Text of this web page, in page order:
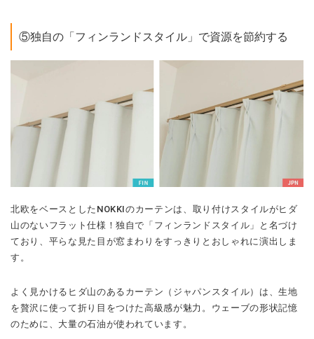
⑤独自の「フィンランドスタイル」で資源を節約する
北欧をベースとしたNOKKIのカーテンは、取り付けスタイルがヒダ
山のないフラット仕様！独自で「フィンランドスタイル」と名づけ
ており、平らな見た目が窓まわりをすっきりとおしゃれに演出しま
す。
よく見かけるヒダ山のあるカーテン（ジャパンスタイル）は、生地
を贅沢に使って折り目をつけた高級感が魅力。ウェーブの形状記憶
のために、大量の石油が使われています。